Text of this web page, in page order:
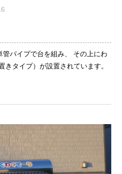
パイプで台を組み、 その上にわ
きタイプ）が設置されています。